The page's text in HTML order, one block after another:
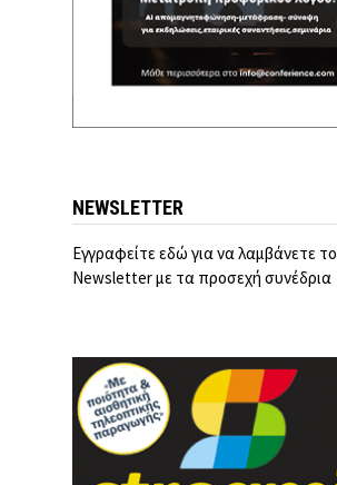
NEWSLETTER
Εγγραφείτε εδώ για να λαμβάνετε το
Newsletter με τα προσεχή συνέδρια